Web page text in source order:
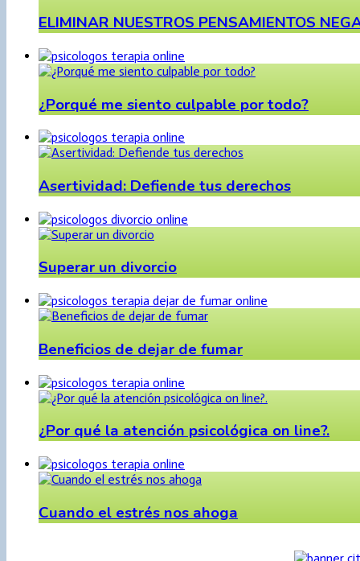
ELIMINAR NUESTROS PENSAMIENTOS
¿Porqué me siento culpable por todo?
Asertividad: Defiende tus derechos
Superar un divorcio
Beneficios de dejar de fumar
¿Por qué la atención psicológica on line?.
Cuando el estrés nos ahoga